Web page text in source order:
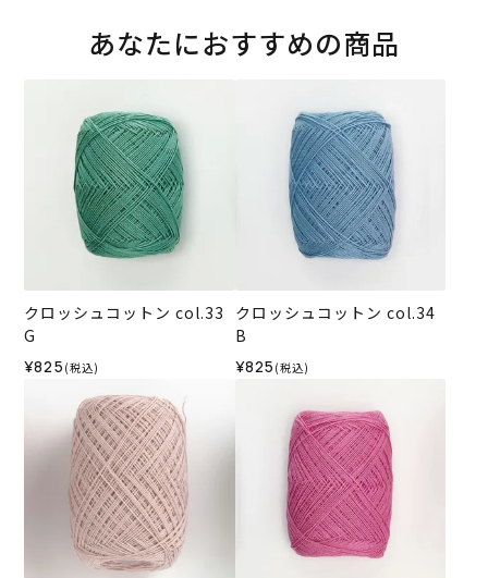
あなたにおすすめの商品
クロッシュコットン col.33
G
¥825 (税込)
クロッシュコットン col.34
B
¥825 (税込)